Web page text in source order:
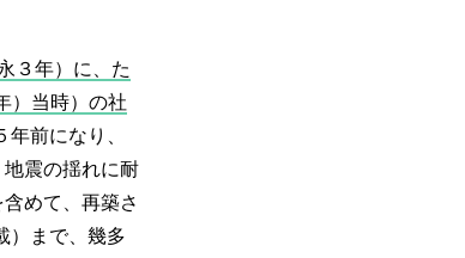
３年）に、た
）当時）の社
前になり、
震の揺れに耐
めて、再築さ
）まで、幾多